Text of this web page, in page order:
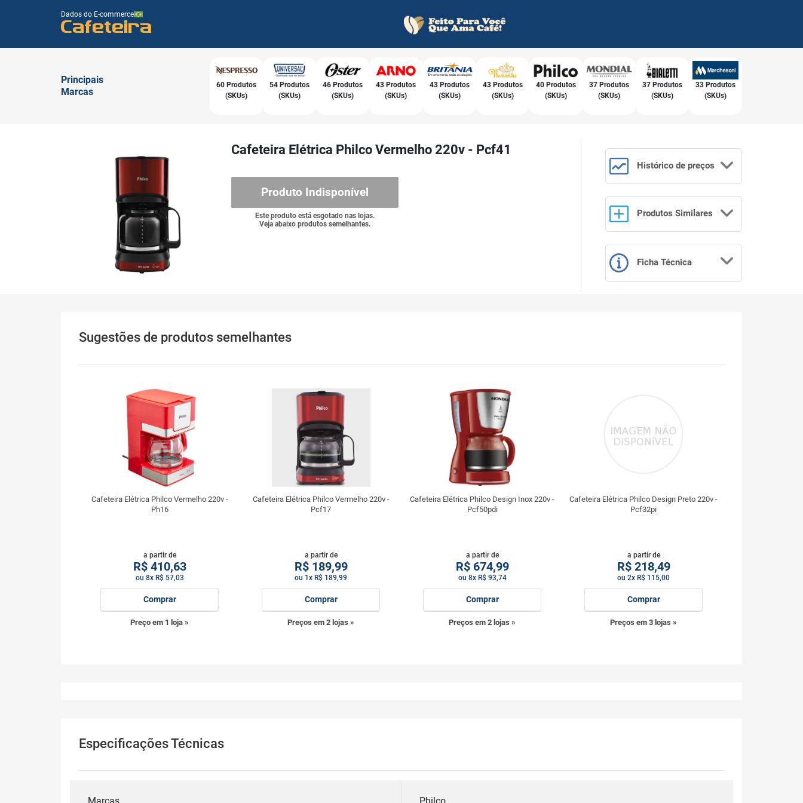
Dados do E-commerce
Cafeteira
Principais
Marcas
60 Produtos
(SKUs)
54 Produtos
(SKUs)
46 Produtos
(SKUs)
43 Produtos
(SKUs)
43 Produtos
(SKUs)
43 Produtos
(SKUs)
40 Produtos
(SKUs)
37 Produtos
(SKUs)
37 Produtos
(SKUs)
33 Produtos
(SKUs)
Cafeteira Elétrica Philco Vermelho 220v - Pcf41
Produto Indisponível
Este produto está esgotado nas lojas.
Veja abaixo produtos semelhantes.
Histórico de preços
Produtos Similares
Ficha Técnica
Sugestões de produtos semelhantes
Cafeteira Elétrica Philco Vermelho 220v -
Ph16
a partir de
R$410,63
ou 8x R$ 57,03
Comprar
Preço em 1 loja »
Cafeteira Elétrica Philco Vermelho 220v -
Pcf17
a partir de
R$189,99
ou 1x R$ 189,99
Comprar
Preços em 2 lojas »
Cafeteira Elétrica Philco Design Inox 220v -
Pcf50pdi
a partir de
R$674,99
ou 8x R$ 93,74
Comprar
Preços em 2 lojas »
Cafeteira Elétrica Philco Design Preto 220v -
Pcf32pi
a partir de
R$218,49
ou 2x R$ 115,00
Comprar
Preços em 3 lojas »
Especificações Técnicas